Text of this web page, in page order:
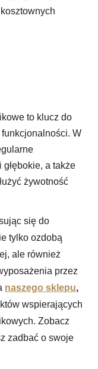
to klucz do
funkcjonalności. W
a także
żywotność
się do
tylko ozdobą
ale również
przez
naszego sklepu,
wspierających
Zobacz
zadbać o swoje